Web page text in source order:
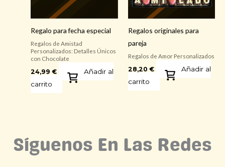
Regalo para fecha especial
Regalos de Amistad
Personalizados: Detalles Únicos
con Chocolate
24,99€
Añadir al
carrito
Regalos originales para
pareja
Regalos de Amor Personalizados
28,20 €
Añadir al
carrito
Síguenos En Las Redes